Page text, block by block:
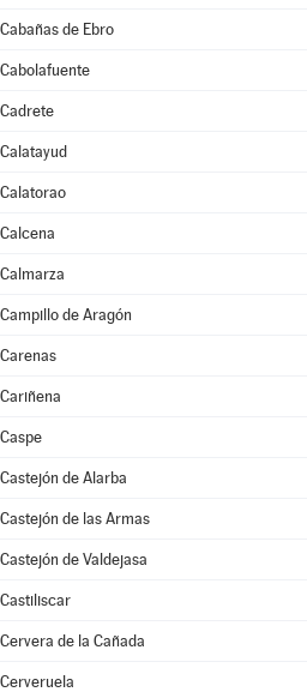
Cabañas de Ebro
Cabolafuente
Cadrete
Calatayud
Calatorao
Calcena
Calmarza
Campillo de Aragón
Carenas
Cariñena
Caspe
Castejón de Alarba
Castejón de las Armas
Castejón de Valdejasa
Castiliscar
Cervera de la Cañada
Cerveruela